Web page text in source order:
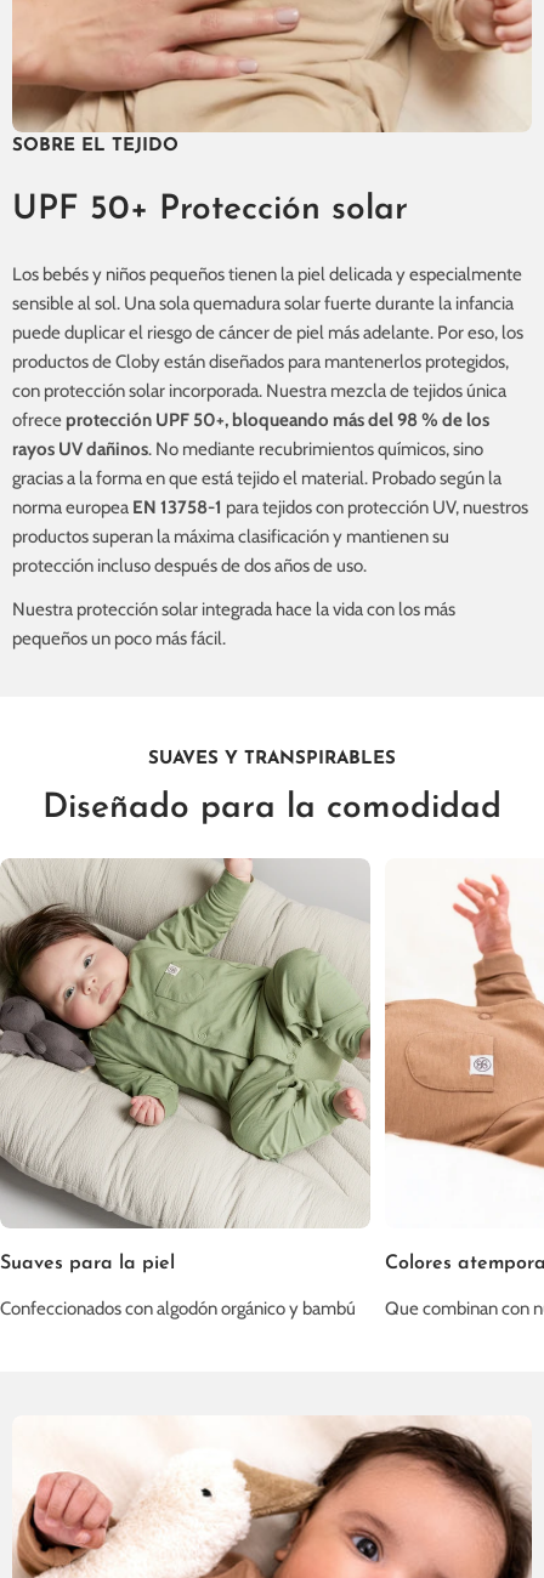
SOBRE EL TEJIDO
UPF 50+ Protección solar
Los bebés y niños pequeños tienen la piel delicada y especialmente
sensible al sol. Una sola quemadura solar fuerte durante la infancia
puede duplicar el riesgo de cáncer de piel más adelante. Por eso, los
productos de Cloby están diseñados para mantenerlos protegidos,
con protección solar incorporada. Nuestra mezcla de tejidos única
ofrece protección UPF 50+, bloqueando más del 98 % de los
rayos UV dañinos. No mediante recubrimientos químicos, sino
gracias a la forma en que está tejido el material. Probado según la
norma europea EN 13758-1 para tejidos con protección UV, nuestros
productos superan la máxima clasificación y mantienen su
protección incluso después de dos años de uso.
Nuestra protección solar integrada hace la vida con los más
pequeños un poco más fácil.
SUAVES Y TRANSPIRABLES
Diseñado para la comodidad
Suaves para la piel
Confeccionados con algodón orgánico y bambú
Colores
Que combinan con